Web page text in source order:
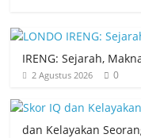
IRENG: Sejarah,
2 Agustus 2026 0
dan Kelayakan